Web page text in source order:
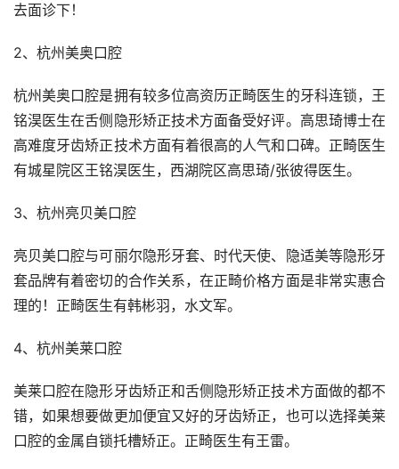
去面诊下！
2、杭州美奥口腔
杭州美奥口腔是拥有较多位高资历正畸医生的牙科连锁，王
铭淏医生在舌侧隐形矫正技术方面备受好评。高思琦博士在
高难度牙齿矫正技术方面有着很高的人气和口碑。正畸医生
有城星院区王铭淏医生，西湖院区高思琦/张彼得医生。
3、杭州亮贝美口腔
亮贝美口腔与可丽尔隐形牙套、时代天使、隐适美等隐形牙
套品牌有着密切的合作关系，在正畸价格方面是非常实惠合
理的！正畸医生有韩彬羽，水文军。
4、杭州美莱口腔
美莱口腔在隐形牙齿矫正和舌侧隐形矫正技术方面做的都不
错，如果想要做更加便宜又好的牙齿矫正，也可以选择美莱
口腔的金属自锁托槽矫正。正畸医生有王雷。